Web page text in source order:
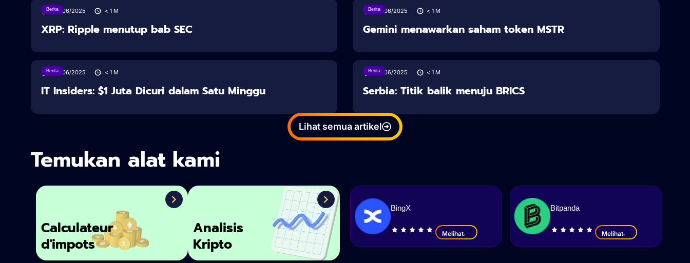
Berita
28/06/2025 < 1 M
XRP: Ripple menutup bab SEC
Berita
28/06/2025 < 1 M
Gemini menawarkan saham token MSTR
Berita
28/06/2025 < 1 M
IT Insiders: $1 Juta Dicuri dalam Satu Minggu
Berita
28/06/2025 < 1 M
Serbia: Titik balik menuju BRICS
Lihat semua artikel
Temukan alat kami
Calculateur
d'impots
Analisis
Kripto
BingX
Melihat
Bitpanda
Melihat